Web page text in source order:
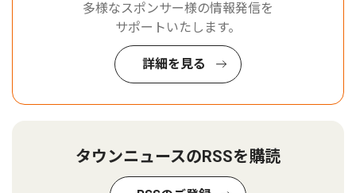
多様なスポンサー様の情報発信を
サポートいたします。
詳細を見る
タウンニュースのRSSを購読